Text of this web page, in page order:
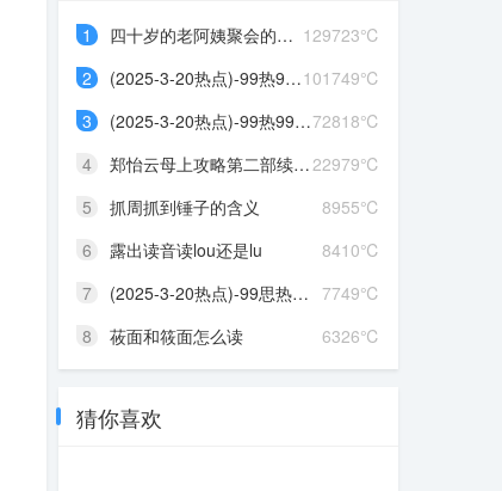
129723℃
1
四十岁的老阿姨聚会的说说...
101749℃
2
(2025-3-20热点)-99热99热...
72818℃
3
(2025-3-20热点)-99热99热...
22979℃
4
郑怡云母上攻略第二部续写...
8955℃
5
抓周抓到锤子的含义
8410℃
6
露出读音读lou还是lu
7749℃
7
(2025-3-20热点)-99思热这...
6326℃
8 莜面和筱面怎么读
猜你喜欢